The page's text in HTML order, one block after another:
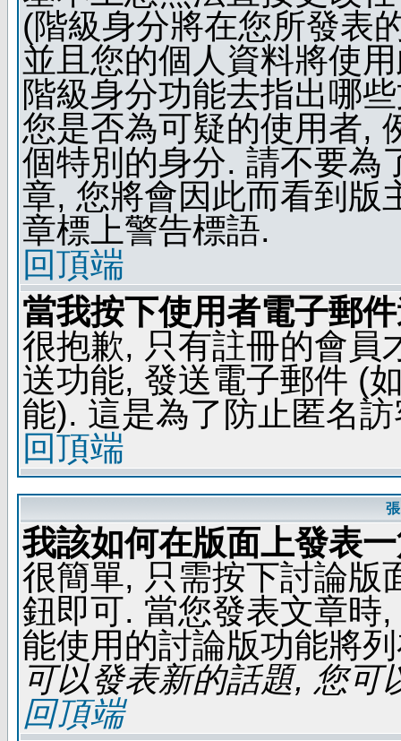
(階級身分將在您所發表
並且您的個人資料將使
階級身分功能去指出哪
您是否為可疑的使用者,
個特別的身分. 請不要為
章, 您將會因此而看到版
章標上警告標語.
回頂端
當我按下使用者電子郵
很抱歉, 只有註冊的會員
送功能, 發送電子郵件 (
能). 這是為了防止匿名
回頂端
我該如何在版面上發表
很簡單, 只需按下討論版
鈕即可. 當您發表文章時
能使用的討論版功能將
可以發表新的話題, 您可
回頂端